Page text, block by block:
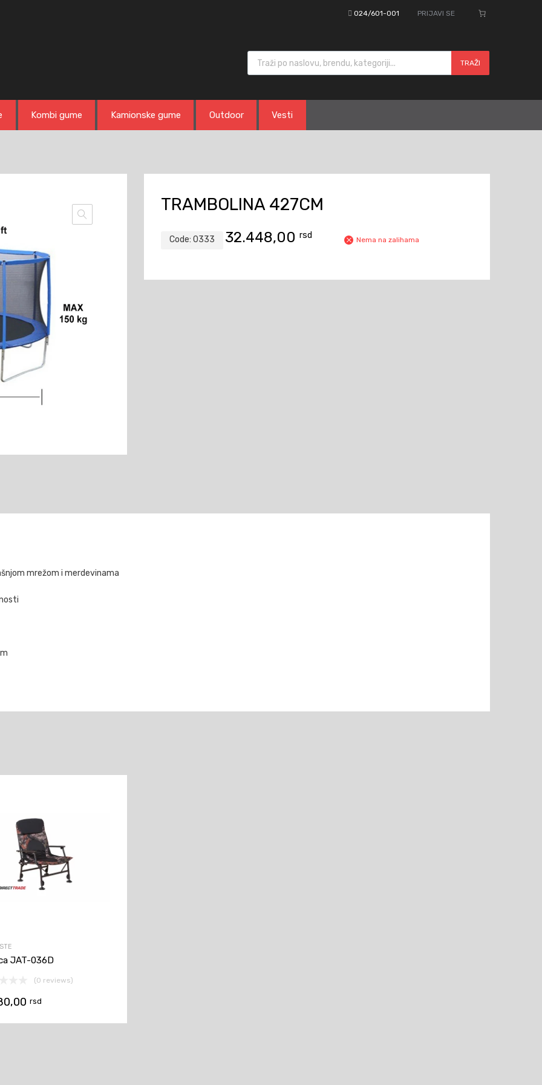
024/601-001 PRIJAVI SE
Products search
TRAŽI
Kombi gume Kamionske gume Outdoor Vesti
TRAMBOLINA 427CM
Code: 0333 32.448,00 rsd Nema na zalihama
mrežom i merdevinama
JAT-036D
(0 reviews)
rsd